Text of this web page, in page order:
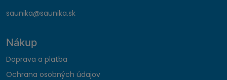
saunika@saunika.sk
Nákup
Doprava a platba
Ochrana osobných údajov